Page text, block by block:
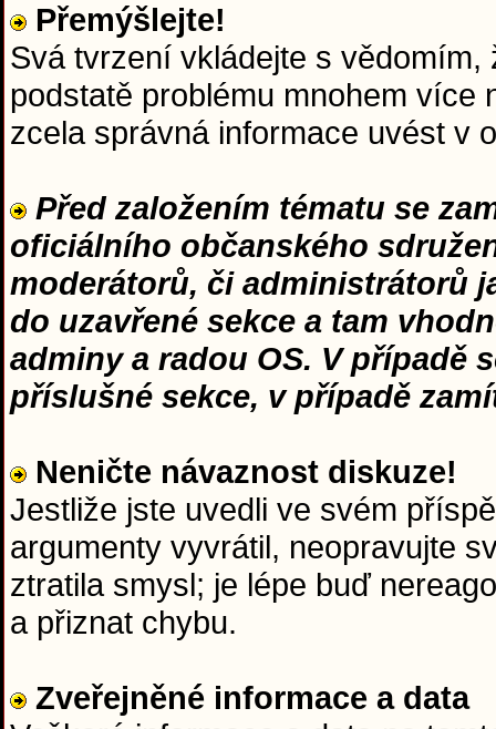
Přemýšlejte!
Svá tvrzení vkládejte s
podstatě problému mnohem více
zcela správná informace uvést v
Před založením tématu se
oficiálního občanského
moderátorů, či administrátorů
do uzavřené sekce a tam
adminy a radou OS. V případě
příslušné sekce, v případě
Neničte návaznost diskuze!
Jestliže jste uvedli ve svém
argumenty vyvrátil, neopravujte
ztratila smysl; je lépe buď
a přiznat chybu.
Zveřejněné informace a data